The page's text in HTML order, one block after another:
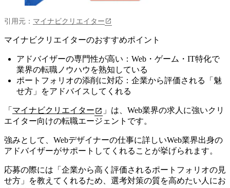
引用元： マイナビクリエイター
マイナビクリエイターのおすすめポイント
アドバイザーの専門性が高い：Web・ゲーム・IT特化で
業界の転職ノウハウを熟知している
ポートフォリオの添削に対応：企業から評価される「魅
せ方」をアドバイスしてくれる
「 マイナビクリエイター
」は、Web業界の求人に強いクリ
エイター向けの転職エージェントです。
強みとして、Webデザイナーの仕事に詳しいWeb業界出身の
アドバイザーがサポートしてくれる ことが挙げられます。
応募の際には「企業から高く評価されるポートフォリオの見
せ方」を教えてくれるため、選考対策の質を高めたい人にお